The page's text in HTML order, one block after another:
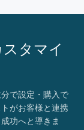
タマイ
で設定・購入で
がお客様と連携
功へと導きま